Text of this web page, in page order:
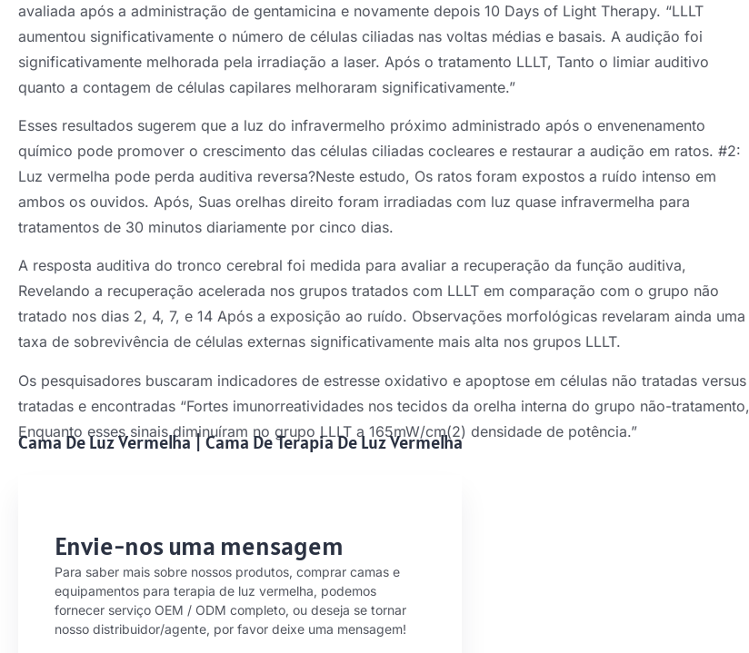
avaliada após a administração de gentamicina e novamente depois 10 Days of Light Therapy. “LLLT
aumentou significativamente o número de células ciliadas nas voltas médias e basais. A audição foi
significativamente melhorada pela irradiação a laser. Após o tratamento LLLT, Tanto o limiar auditivo
quanto a contagem de células capilares melhoraram significativamente.”
Esses resultados sugerem que a luz do infravermelho próximo administrado após o envenenamento
químico pode promover o crescimento das células ciliadas cocleares e restaurar a audição em ratos. #2:
Luz vermelha pode perda auditiva reversa?Neste estudo, Os ratos foram expostos a ruído intenso em
ambos os ouvidos. Após, Suas orelhas direito foram irradiadas com luz quase infravermelha para
tratamentos de 30 minutos diariamente por cinco dias.
A resposta auditiva do tronco cerebral foi medida para avaliar a recuperação da função auditiva,
Revelando a recuperação acelerada nos grupos tratados com LLLT em comparação com o grupo não
tratado nos dias 2, 4, 7, e 14 Após a exposição ao ruído. Observações morfológicas revelaram ainda uma
taxa de sobrevivência de células externas significativamente mais alta nos grupos LLLT.
Os pesquisadores buscaram indicadores de estresse oxidativo e apoptose em células não tratadas versus
tratadas e encontradas “Fortes imunorreatividades nos tecidos da orelha interna do grupo não-tratamento,
Enquanto esses sinais diminuíram no grupo LLLT a 165mW/cm(2) densidade de potência.”
Cama De Luz Vermelha|Cama De Terapia De Luz Vermelha
Envie-nos uma mensagem
Para saber mais sobre nossos produtos, comprar camas e
equipamentos para terapia de luz vermelha, podemos
fornecer serviço OEM / ODM completo, ou deseja se tornar
nosso distribuidor/agente, por favor deixe uma mensagem!